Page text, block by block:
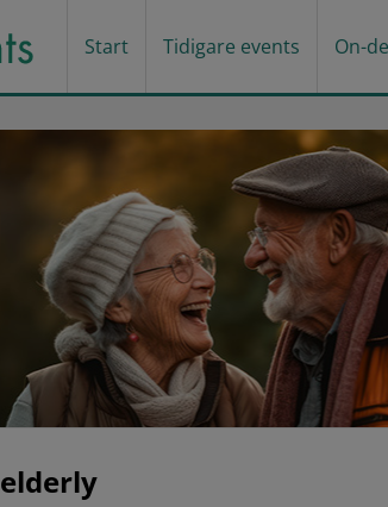
Start Tidigare events On-